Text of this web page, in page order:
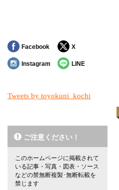
Facebook X
Instagram LINE
Tweets by toyokuni_kochi
ご注意ください！
このホームページに掲載されて
いる記事・写真・図表・ソース
などの禁無断複製･無断転載を
禁じます